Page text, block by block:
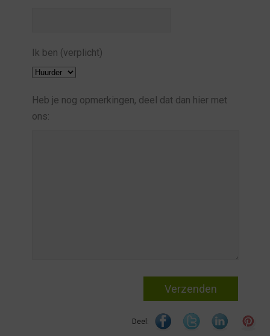
Ik ben (verplicht)
Heb je nog opmerkingen, deel dat dan hier met
ons:
Deel: